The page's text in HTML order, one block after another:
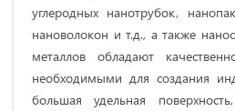
углеродных нанотрубок,
нановолокон и т.д., а также
металлов обладают
необходимыми для создания
большая удельная